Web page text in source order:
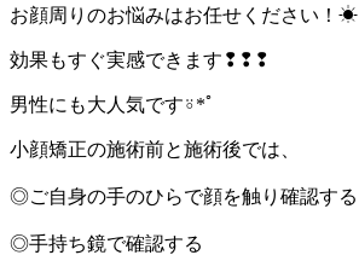
お顔周りのお悩みはお任せください！☀︎
効果もすぐ実感できます❢❢❢
男性にも大人気です⍤*ﾟ
小顔矯正の施術前と施術後では、
◎ご自身の手のひらで顔を触り確認する
◎手持ち鏡で確認する